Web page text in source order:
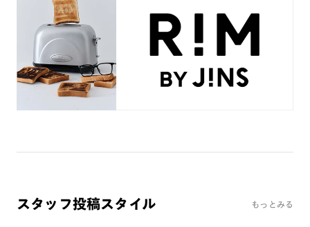
UVダブルカットレンズ
JINS VIOLET+
ミラーレンズ
※オンラインショップで作成可能なレンズはショッピングカート内で表示され
るレンズに限ります。それ以外の対応レンズについてはJINS実店舗でお取り扱
いしております。
スタッフ投稿スタイル もっとみる